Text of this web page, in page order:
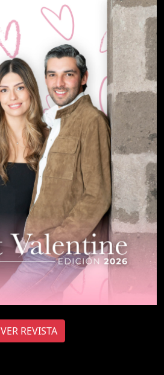
VER REVISTA